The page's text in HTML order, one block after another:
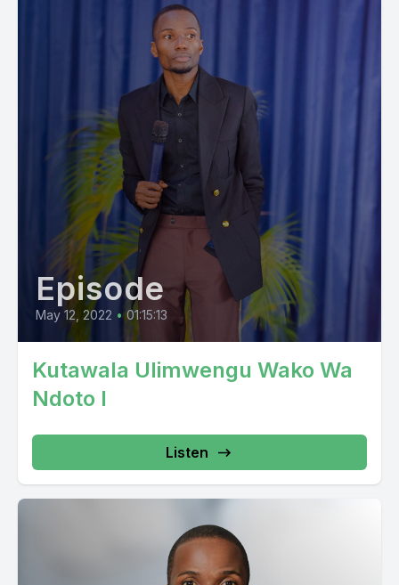
[00:02:07] Speaker A: Mungu hakubariki. Mungera hakua
kusikiliza maneno hawa ya Mungu. Najua ya mekujenga, ya
mekuinua. Nawezo ka tufatlia pia ibadazetu live kwanjia ya
YouTube na mitanda yetu mgini ya kijamii. Lakini pia kama
ungependa kushiriki pamoja nasi kwanjia ya Sadaka najua ya
maneno hawa ya makubariki. Ni kwa 0762 153 539. Lakini pia
unayozo ka tureachout kwa namba hizo hizo kwanjia ya
Episode
May 12, 2022 • 01:15:13
Kutawala Ulimwengu Wako Wa
Ndoto I
Listen